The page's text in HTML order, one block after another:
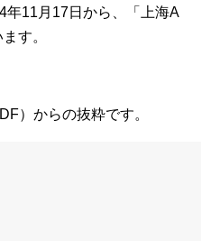
年11月17日から、「上海A
す。
）からの抜粋です。